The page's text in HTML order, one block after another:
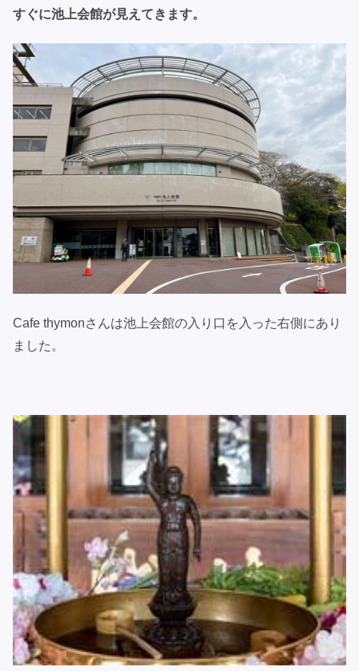
すぐに池上会館が見えてきます。
Cafe thymonさんは池上会館の入り口を入った右側にあり
ました。